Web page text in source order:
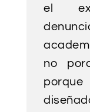
el
no